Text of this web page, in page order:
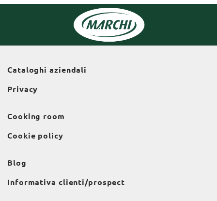
Cataloghi aziendali
Privacy
Cooking room
Cookie policy
Blog
Informativa clienti/prospect